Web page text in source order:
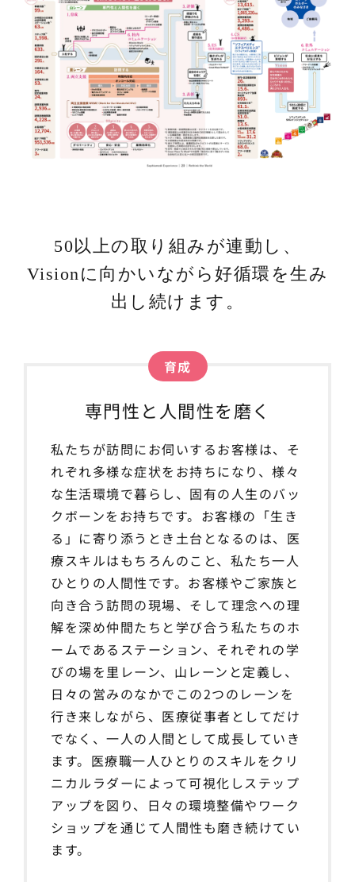
50以上の取り組みが連動し、
Visionに向かいながら好循環を生み
出し続けます。
育成
専門性と人間性を磨く
私たちが訪問にお伺いするお客様は、そ
れぞれ多様な症状をお持ちになり、様々
な生活環境で暮らし、固有の人生のバッ
クボーンをお持ちです。お客様の「生き
る」に寄り添うとき土台となるのは、医
療スキルはもちろんのこと、私たち一人
ひとりの人間性です。お客様やご家族と
向き合う訪問の現場、そして理念への理
解を深め仲間たちと学び合う私たちのホ
ームであるステーション、それぞれの学
びの場を里レーン、山レーンと定義し、
日々の営みのなかでこの2つのレーンを
行き来しながら、医療従事者としてだけ
でなく、一人の人間として成長していき
ます。医療職一人ひとりのスキルをクリ
ニカルラダーによって可視化しステップ
アップを図り、日々の環境整備やワーク
ショップを通じて人間性も磨き続けてい
ます。